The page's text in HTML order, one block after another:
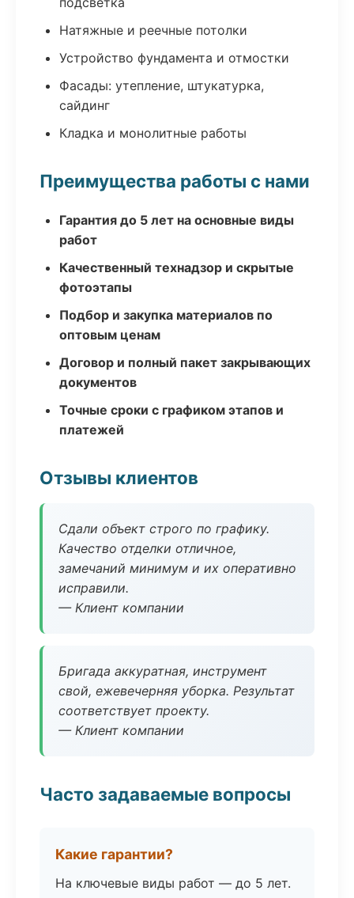
Натяжные и реечные потолки
Устройство фундамента и отмостки
Фасады: утепление, штукатурка,
сайдинг
Кладка и монолитные работы
Преимущества работы с нами
Гарантия до 5 лет на основные виды
работ
Качественный технадзор и скрытые
фотоэтапы
Подбор и закупка материалов по
оптовым ценам
Договор и полный пакет закрывающих
документов
Точные сроки с графиком этапов и
платежей
Отзывы клиентов
Сдали объект строго по графику.
Качество отделки отличное,
замечаний минимум и их оперативно
исправили.
— Клиент компании
Бригада аккуратная, инструмент
свой, ежевечерняя уборка. Результат
соответствует проекту.
— Клиент компании
Часто задаваемые вопросы
Какие гарантии?
На ключевые виды работ — до 5 лет.